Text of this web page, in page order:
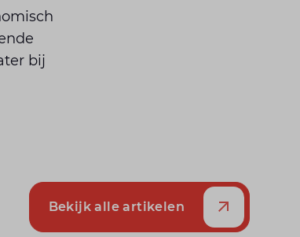
bij
Bekijk alle artikelen